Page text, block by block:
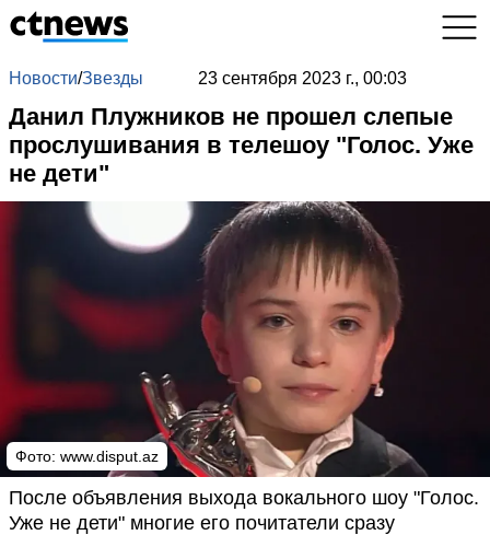
Новости/Звезды 23 сентября 2023 г., 00:03
Данил Плужников не прошел слепые
прослушивания в телешоу "Голос. Уже
не дети"
Фото: www.disput.az
После объявления выхода вокального шоу "Голос.
Уже не дети" многие его почитатели сразу